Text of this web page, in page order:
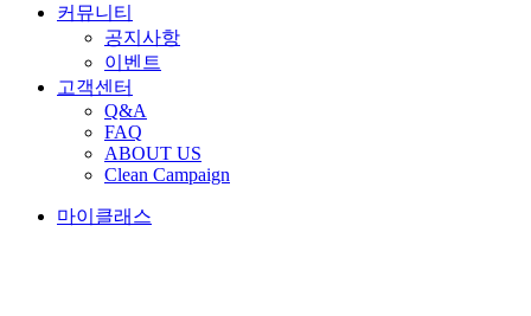
커뮤니티
공지사항
이벤트
고객센터
Q&A
FAQ
ABOUT US
Clean Campaign
마이클래스